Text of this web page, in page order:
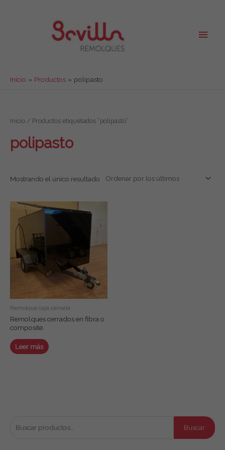
Inicio Productos polipasto
Buscar
Inicio / Productos etiquetados “polipasto”
polipasto
Mostrando el único resultado
Remolque caja cerrada
Remolques cerrados en fibra o
composite.
Leer más